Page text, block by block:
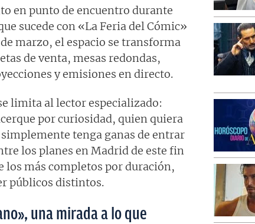
en punto de encuentro durante
sucede con «La Feria del Cómic»
marzo, el espacio se transforma
de venta, mesas redondas,
y emisiones en directo.
limita al lector especializado:
por curiosidad, quien quiera
tenga ganas de entrar
los planes en Madrid de este fin
los más completos por duración,
públicos distintos.
una mirada a lo que